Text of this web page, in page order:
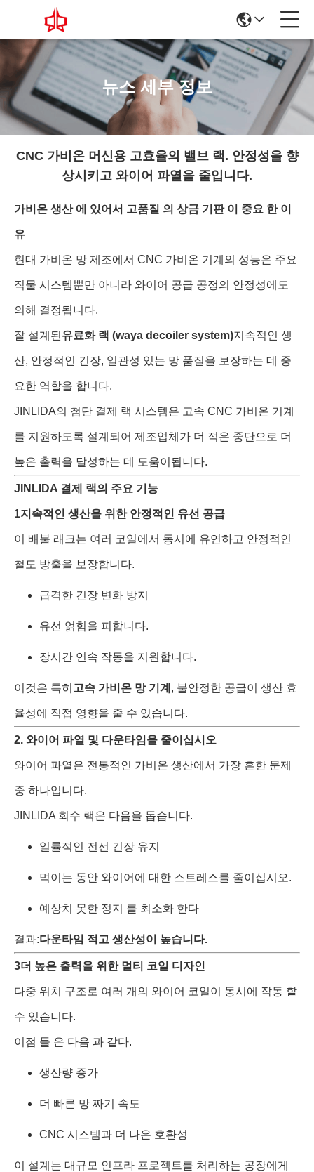
뉴스 세부 정보
CNC 가비온 머신용 고효율의 밸브 랙. 안정성을 향
상시키고 와이어 파열을 줄입니다.
가비온 생산 에 있어서 고품질 의 상금 기판 이 중요 한 이
유
현대 가비온 망 제조에서 CNC 가비온 기계의 성능은 주요
직물 시스템뿐만 아니라 와이어 공급 공정의 안정성에도
의해 결정됩니다.
잘 설계된 유료화 랙 (waya decoiler system)지속적인 생
산, 안정적인 긴장, 일관성 있는 망 품질을 보장하는 데 중
요한 역할을 합니다.
JINLIDA의 첨단 결제 랙 시스템은 고속 CNC 가비온 기계
를 지원하도록 설계되어 제조업체가 더 적은 중단으로 더
높은 출력을 달성하는 데 도움이됩니다.
JINLIDA 결제 랙의 주요 기능
1지속적인 생산을 위한 안정적인 유선 공급
이 배불 래크는 여러 코일에서 동시에 유연하고 안정적인
철도 방출을 보장합니다.
급격한 긴장 변화 방지
유선 얽힘을 피합니다.
장시간 연속 작동을 지원합니다.
이것은 특히 고속 가비온 망 기계 , 불안정한 공급이 생산 효
율성에 직접 영향을 줄 수 있습니다.
2. 와이어 파열 및 다운타임을 줄이십시오
와이어 파열은 전통적인 가비온 생산에서 가장 흔한 문제
중 하나입니다.
JINLIDA 회수 랙은 다음을 돕습니다.
일률적인 전선 긴장 유지
먹이는 동안 와이어에 대한 스트레스를 줄이십시오.
예상치 못한 정지 를 최소화 한다
결과:다운타임 적고 생산성이 높습니다.
3더 높은 출력을 위한 멀티 코일 디자인
다중 위치 구조로 여러 개의 와이어 코일이 동시에 작동 할
수 있습니다.
이점 들 은 다음 과 같다.
생산량 증가
더 빠른 망 짜기 속도
CNC 시스템과 더 나은 호환성
이 설계는 대규모 인프라 프로젝트를 처리하는 공장에게